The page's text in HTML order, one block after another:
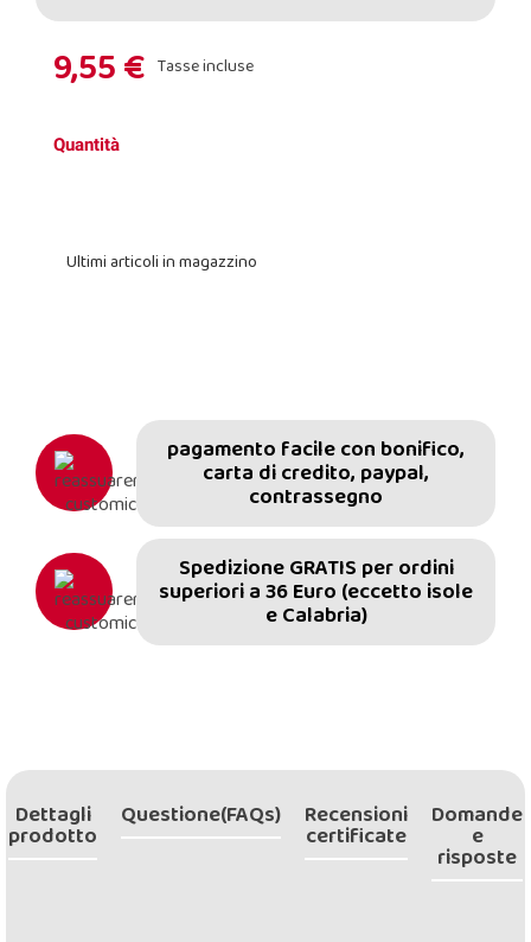
9,55 € Tasse incluse
Quantità
Ultimi articoli in magazzino
pagamento facile con bonifico,
carta di credito, paypal,
contrassegno
Spedizione GRATIS per ordini
superiori a 36 Euro (eccetto isole
e Calabria)
Dettagli
prodotto
Questione(FAQs) Recensioni
certificate
Domande
e
risposte